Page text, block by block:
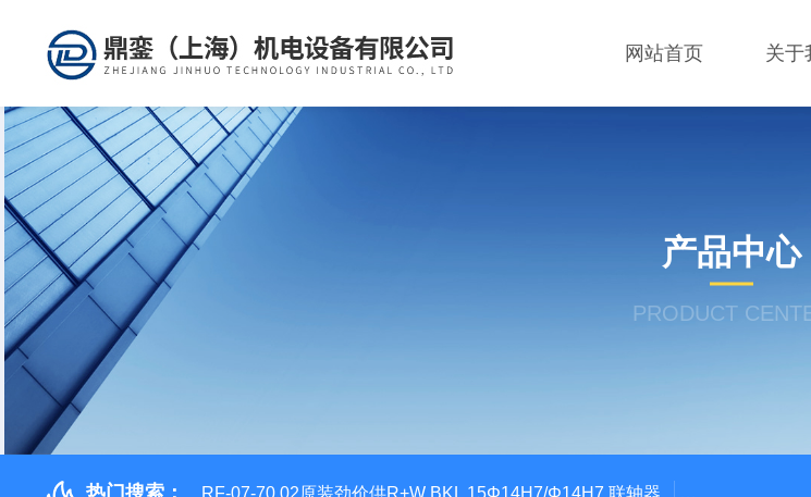
网站首页 关于
产品中心
PRODUCT
热门搜索： RF-07-70.02原装劲价供R+W BKL 15Φ14H7/Φ14H7 联轴器 0184-45703-3-